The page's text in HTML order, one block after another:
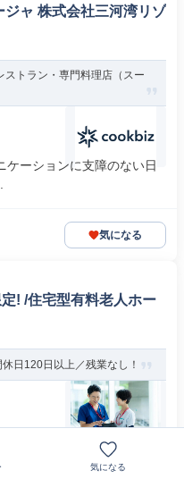
ャ 株式会社三河湾リゾ
トラン・専門料理店（スー
ーションに支障のない日
気になる
! /住宅型有料老人ホー
日120日以上／残業なし！
気になる